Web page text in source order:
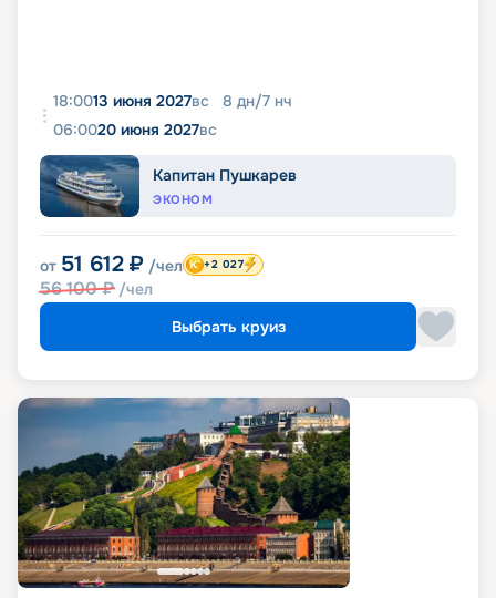
18:0013 июня 2027вс 8 дн/7 нч
06:0020 июня 2027вс
Капитан Пушкарев
ЭКОНОМ
от 51 612 ₽ /чел
56 100₽ /чел
+2 027
Выбрать круиз